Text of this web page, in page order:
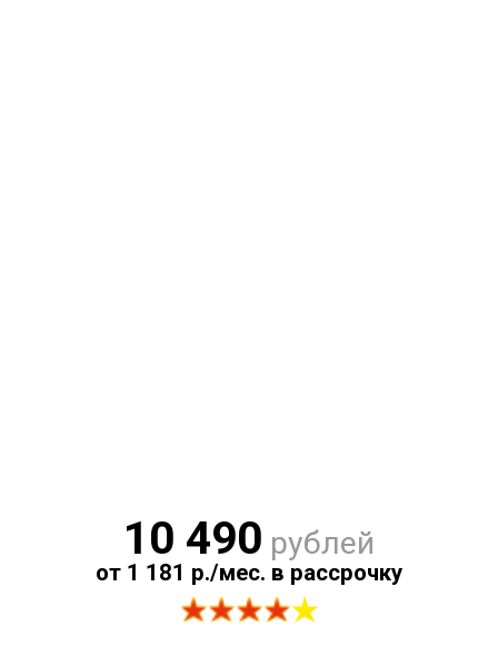
10 490 рублей
от 1 181 р./мес. в рассрочку